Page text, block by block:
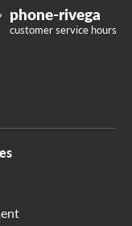
phone-rivega
customer service hours